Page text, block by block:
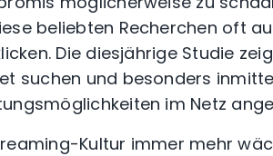
beliebten Recherchen oft
Die diesjährige Studie
suchen und besonders
im Netz
Kultur immer mehr